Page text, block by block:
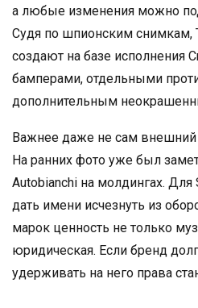
а любые изменения можно
Судя по шпионским снимкам,
создают на базе исполнения
бамперами, отдельными
дополнительным
Важнее даже не сам внешний
На ранних фото уже был
Autobianchi на молдингах. Для
дать имени исчезнуть из
марок ценность не только
юридическая. Если бренд
удерживать на него права